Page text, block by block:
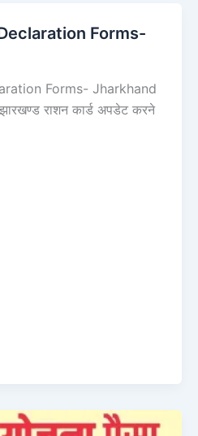
Forms-
Forms- Jharkhand
राशन कार्ड अपडेट करने